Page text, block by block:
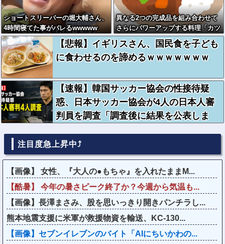
ショートスリーパーの堀大輔さん、
4時間寝てた事がバレるwwwww
異なる2つの完成品を組み合わせて
さらにパワーアップする料理「カツ
カレー」以外にない
【悲報】イギリスさん、国民食を子ども
に食わせるのを諦めるｗｗｗｗｗｗｗ
【速報】韓国サッカー協会の性接待疑
惑、日本サッカー協会が4人の日本人審
判員を調査「調査後に結果を公表しま
注目度急上昇中⤴
【画像】 女性、『大人の●もちゃ』を入れたままM...
【酷暑】 今年の暑さピーク終了か？今週から気温も...
【画像】長澤まさみ、股を思いっきり開きパンチラし...
熊本地震支援に米軍が救援物資を輸送、KC-130...
【画像】セブンイレブンのバイト「AIにちいかわの...